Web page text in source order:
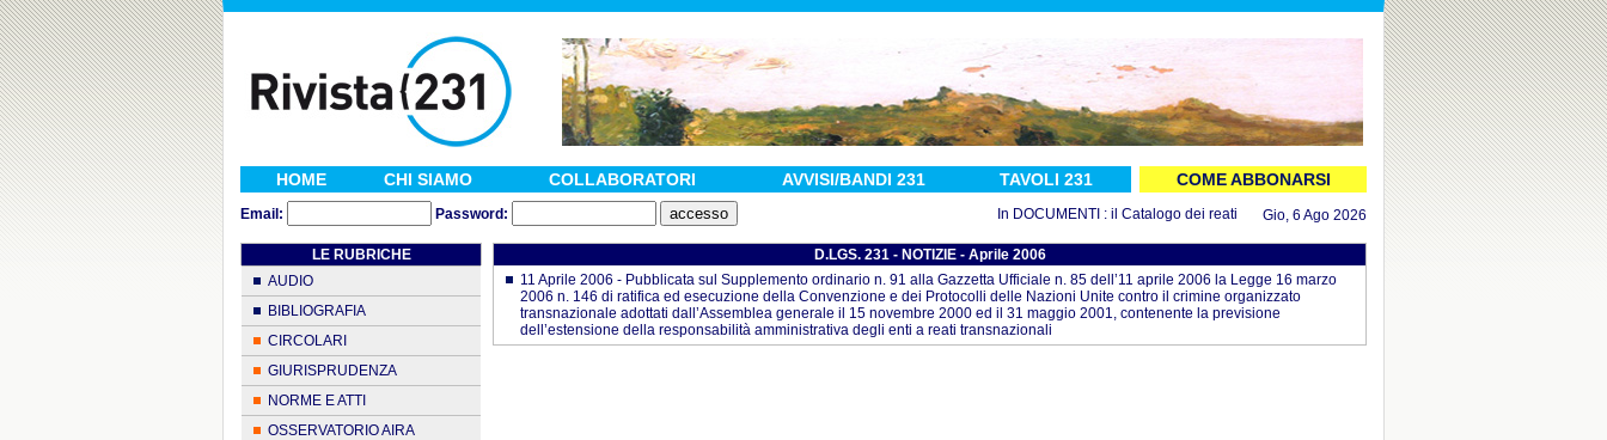
HOME CHI SIAMO COLLABORATORI AVVISI/BANDI 231 TAVOLI 231 COME ABBONARSI
Email: Password: In DOCUMENTI : il Catalogo dei reati aggiornato al 16 luglio 2026
Gio, 6 Ago 2026
LE RUBRICHE
AUDIO
BIBLIOGRAFIA
CIRCOLARI
GIURISPRUDENZA
NORME E ATTI
OSSERVATORIO AIRA
D.LGS. 231 - NOTIZIE - Aprile 2006
11 Aprile 2006 - Pubblicata sul Supplemento ordinario n. 91 alla Gazzetta Ufficiale n. 85 dell’11 aprile 2006 la Legge 16 marzo
2006 n. 146 di ratifica ed esecuzione della Convenzione e dei Protocolli delle Nazioni Unite contro il crimine organizzato
transnazionale adottati dall’Assemblea generale il 15 novembre 2000 ed il 31 maggio 2001, contenente la previsione
dell’estensione della responsabilità amministrativa degli enti a reati transnazionali